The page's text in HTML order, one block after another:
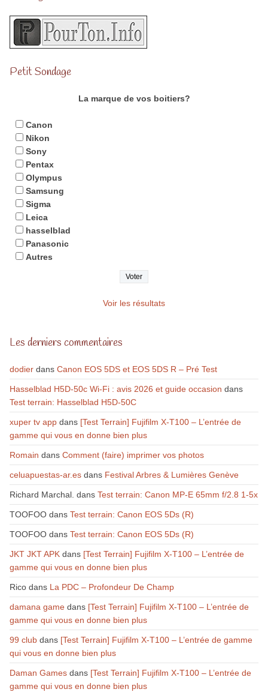
Petit Sondage
La marque de vos boitiers?
Canon
Nikon
Sony
Pentax
Olympus
Samsung
Sigma
Leica
hasselblad
Panasonic
Autres
Voir les résultats
Les derniers commentaires
dodierdans Canon EOS 5DS et EOS 5DS R – Pré Test
Hasselblad H5D-50c Wi-Fi : avis 2026 et guide occasion dans
Test terrain: Hasselblad H5D-50C
xuper tv appdans [Test Terrain] Fujifilm X-T100 – L’entrée de
gamme qui vous en donne bien plus
Romain dans Comment (faire) imprimer vos photos
celuapuestas-ar.esdans Festival Arbres & Lumières Genève
Richard Marchal. dans Test terrain: Canon MP-E 65mm f/2.8 1-5x
TOOFOOdans Test terrain: Canon EOS 5Ds (R)
TOOFOOdans Test terrain: Canon EOS 5Ds (R)
JKT JKT APKdans [Test Terrain] Fujifilm X-T100 – L’entrée de
gamme qui vous en donne bien plus
Ricodans La PDC – Profondeur De Champ
damana gamedans [Test Terrain] Fujifilm X-T100 – L’entrée de
gamme qui vous en donne bien plus
99 clubdans [Test Terrain] Fujifilm X-T100 – L’entrée de gamme
qui vous en donne bien plus
Daman Gamesdans [Test Terrain] Fujifilm X-T100 – L’entrée de
gamme qui vous en donne bien plus